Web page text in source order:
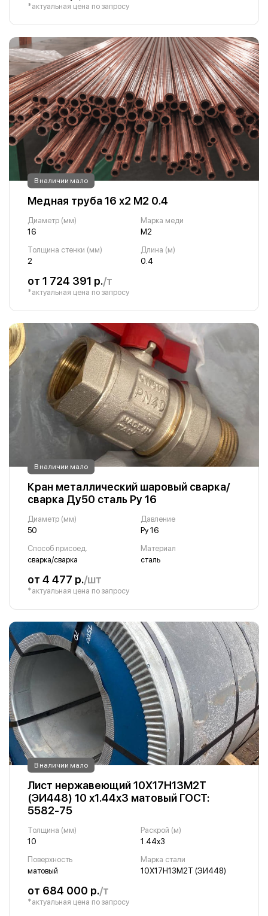
*актуальная цена по запросу
В наличии мало
Медная труба 16 х2 М2 0.4
Диаметр (мм)
16
Марка меди
М2
Толщина стенки (мм)
2
Длина (м)
0.4
от 1 724 391 р./т
*актуальная цена по запросу
В наличии мало
Кран металлический шаровый сварка/
сварка Ду50 сталь Ру 16
Диаметр (мм)
50
Давление
Ру 16
Способ присоед.
сварка/сварка
Материал
сталь
от 4 477 р./шт
*актуальная цена по запросу
В наличии мало
Лист нержавеющий 10Х17Н13М2Т
(ЭИ448) 10 х1.44х3 матовый ГОСТ:
5582-75
Толщина (мм)
10
Раскрой (м)
1.44х3
Поверхность
матовый
Марка стали
10Х17Н13М2Т (ЭИ448)
от 684 000 р./т
*актуальная цена по запросу